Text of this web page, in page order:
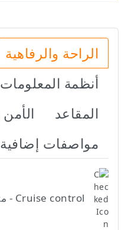
الراحة والرفاهية
أنظمة المعلومات
المقاعد
مواصفات إضافية
Cruise control - مثبت السرعة